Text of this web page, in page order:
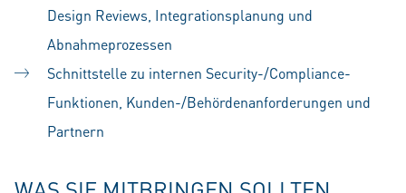
Design Reviews, Integrationsplanung und
Abnahmeprozessen
Schnittstelle zu internen Security-/Compliance-
Funktionen, Kunden-/Behördenanforderungen und
Partnern